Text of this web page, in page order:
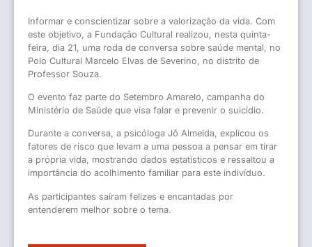
Informar e conscientizar sobre a valorização da vida. Com
este objetivo, a Fundação Cultural realizou, nesta quinta-
feira, dia 21, uma roda de conversa sobre saúde mental, no
Polo Cultural Marcelo Elvas de Severino, no distrito de
Professor Souza.
O evento faz parte do Setembro Amarelo, campanha do
Ministério de Saúde que visa falar e prevenir o suicídio.
Durante a conversa, a psicóloga Jô Almeida, explicou os
fatores de risco que levam a uma pessoa a pensar em tirar
a própria vida, mostrando dados estatísticos e ressaltou a
importância do acolhimento familiar para este indivíduo.
As participantes saíram felizes e encantadas por
entenderem melhor sobre o tema.